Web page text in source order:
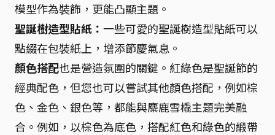
模型作為裝飾，更能凸顯主題。
聖誕樹造型貼紙： 一些可愛的聖誕樹造型貼紙可以
點綴在包裝紙上，增添節慶氣息。
顏色搭配也是營造氛圍的關鍵。紅綠色是聖誕節的
經典配色，但您也可以嘗試其他顏色搭配，例如棕
色、金色、銀色等，都能與麋鹿雪橇主題完美融
合。例如，以棕色為底色，搭配紅色和綠色的緞帶